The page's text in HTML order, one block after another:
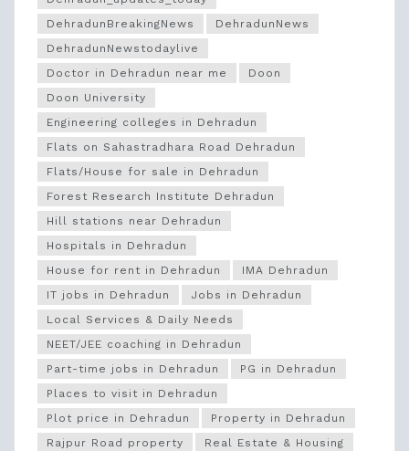
DehradunBreakingNews
DehradunNews
DehradunNewstodaylive
Doctor in Dehradun near me
Doon
Doon University
Engineering colleges in Dehradun
Flats on Sahastradhara Road Dehradun
Flats/House for sale in Dehradun
Forest Research Institute Dehradun
Hill stations near Dehradun
Hospitals in Dehradun
House for rent in Dehradun
IMA Dehradun
IT jobs in Dehradun
Jobs in Dehradun
Local Services & Daily Needs
NEET/JEE coaching in Dehradun
Part-time jobs in Dehradun
PG in Dehradun
Places to visit in Dehradun
Plot price in Dehradun
Property in Dehradun
Rajpur Road property
Real Estate & Housing